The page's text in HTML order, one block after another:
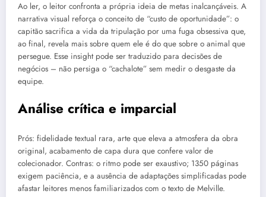
Ao ler, o leitor confronta a própria ideia de metas inalcançáveis. A
narrativa visual reforça o conceito de “custo de oportunidade”: o
capitão sacrifica a vida da tripulação por uma fuga obsessiva que,
ao final, revela mais sobre quem ele é do que sobre o animal que
persegue. Esse insight pode ser traduzido para decisões de
negócios – não persiga o “cachalote” sem medir o desgaste da
equipe.
Análise crítica e imparcial
Prós: fidelidade textual rara, arte que eleva a atmosfera da obra
original, acabamento de capa dura que confere valor de
colecionador. Contras: o ritmo pode ser exaustivo; 1350 páginas
exigem paciência, e a ausência de adaptações simplificadas pode
afastar leitores menos familiarizados com o texto de Melville.